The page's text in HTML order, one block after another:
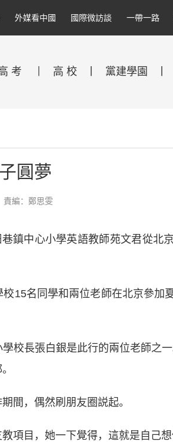
外媒看中國 國際微訪談 一帶一路
考 高 校 黨建學園
圓夢
責編：鄭思雯
中心小學英語教師苑文君從北
名同學和兩位老師在北京參加
長張白銀是此行的兩位老師之一
，偶然刷朋友圈説起。
目，她一下覺得，這就是自己想